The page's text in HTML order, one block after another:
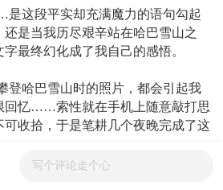
这段平实却充满魔力的语句勾起
是当我历尽艰辛站在哈巴雪山之
最终幻化成了我自己的感悟。
登哈巴雪山时的照片，都会引起我
回忆……索性就在手机上随意敲打思
收拾，于是笔耕几个夜晚完成了这
写个评论走个心